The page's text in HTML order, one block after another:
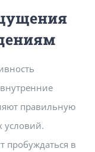
правильную
условий.
пробуждаться в